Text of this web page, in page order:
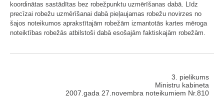
koordinātas sastādītas bez robežpunktu uzmērīšanas dabā. Līdz
precīzai robežu uzmērīšanai dabā pieļaujamas robežu novirzes no
šajos noteikumos aprakstītajām robežām izmantotās kartes mēroga
noteiktības robežās atbilstoši dabā esošajām faktiskajām robežām.
3. pielikums
Ministru kabineta
2007.gada 27.novembra noteikumiem Nr.810